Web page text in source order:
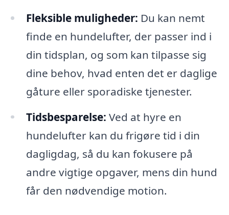
Fleksible muligheder: Du kan nemt
finde en hundelufter, der passer ind i
din tidsplan, og som kan tilpasse sig
dine behov, hvad enten det er daglige
gåture eller sporadiske tjenester.
Tidsbesparelse: Ved at hyre en
hundelufter kan du frigøre tid i din
dagligdag, så du kan fokusere på
andre vigtige opgaver, mens din hund
får den nødvendige motion.